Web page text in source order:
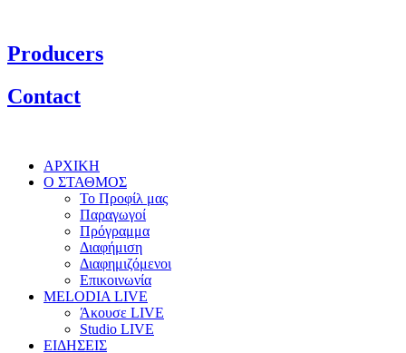
Producers
Contact
ΑΡΧΙΚΗ
Ο ΣΤΑΘΜΟΣ
Το Προφίλ μας
Παραγωγοί
Πρόγραμμα
Διαφήμιση
Διαφημιζόμενοι
Επικοινωνία
MELODIA LIVE
Άκουσε LIVE
Studio LIVE
ΕΙΔΗΣΕΙΣ